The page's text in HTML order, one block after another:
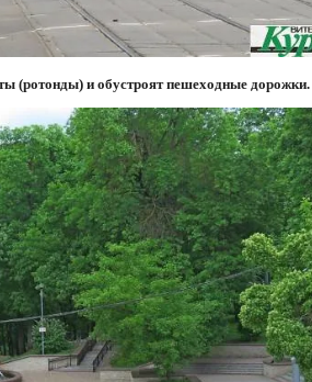
(ротонды) и обустроят пешеходные дорожки.